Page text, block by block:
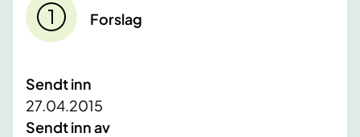
Forslag
Sendt inn
27.04.2015
Sendt inn av